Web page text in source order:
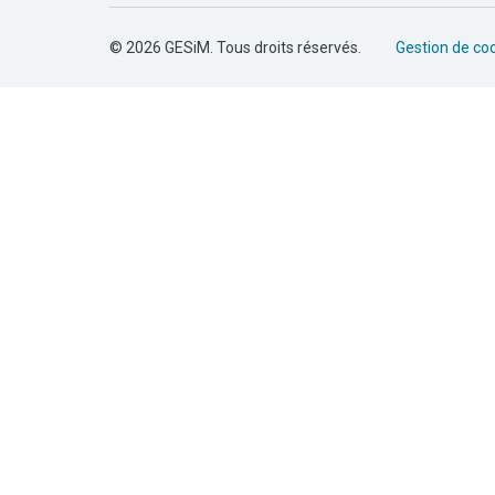
© 2026 GESiM. Tous droits réservés. Gestion de